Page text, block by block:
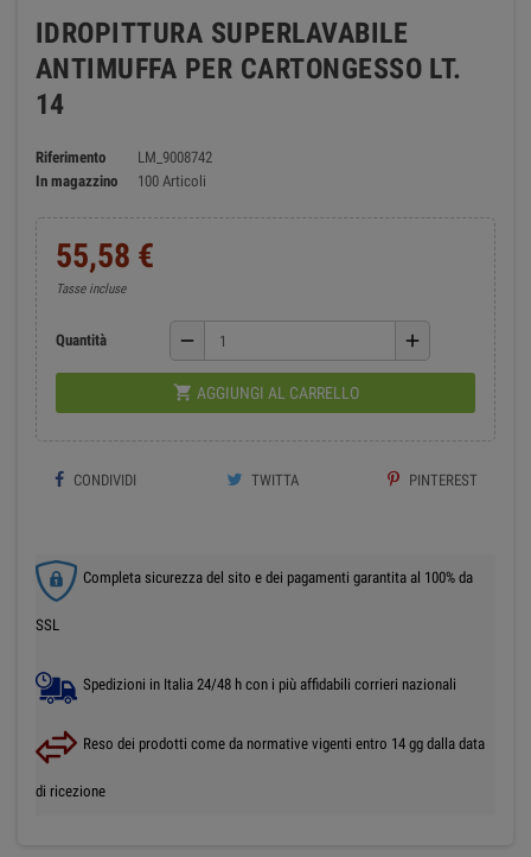
IDROPITTURA SUPERLAVABILE
ANTIMUFFA PER CARTONGESSO LT.
14
Riferimento
LM_9008742
In magazzino
100 Articoli
55,58 €
Tasse incluse
Quantità remove add
 AGGIUNGI AL CARRELLO
CONDIVIDI TWITTA PINTEREST
Completa sicurezza del sito e dei pagamenti garantita al 100% da
SSL
Spedizioni in Italia 24/48 h con i più affidabili corrieri nazionali
Reso dei prodotti come da normative vigenti entro 14 gg dalla data
di ricezione